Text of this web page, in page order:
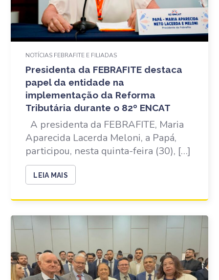
NOTÍCIAS FEBRAFITE E FILIADAS
Presidenta da FEBRAFITE destaca
papel da entidade na
implementação da Reforma
Tributária durante o 82º ENCAT
A presidenta da FEBRAFITE, Maria
Aparecida Lacerda Meloni, a Papá,
participou, nesta quinta-feira (30), […]
LEIA MAIS